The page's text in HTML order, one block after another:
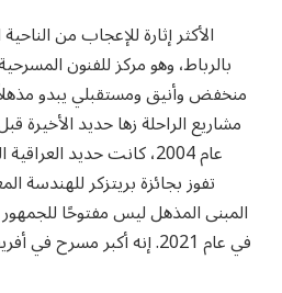
الأكثر إثارة للإعجاب من
بالرباط، وهو مركز للفنون
منخفض وأنيق ومستقبلي يبدو
عام 2004، كانت حديد
تفوز بجائزة بريتزكر للهندسة
المبنى المذهل ليس مفتوحًا
في عام 2021. إنه أكبر مسرح